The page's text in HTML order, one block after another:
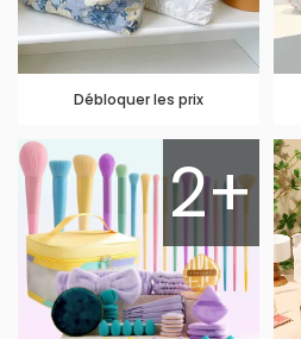
Débloquer les prix
2+